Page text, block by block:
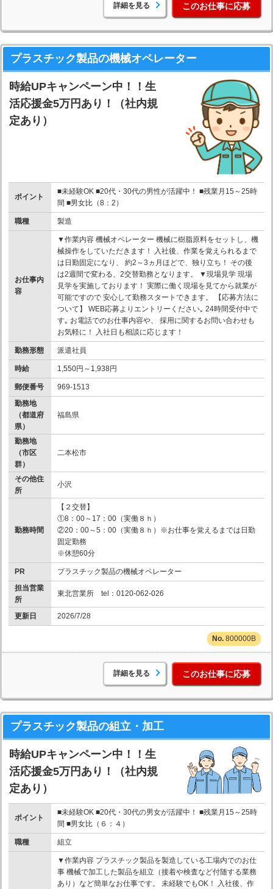
詳細を見る このお仕事に応募
プラスチック製品の機械オペレーター
時給UPキャンペーン中！！生
活応援金5万円あり！（社内規
定あり）
ポイント
■未経験OK ■20代・30代の男性が活躍中！ ■残業月15～25時
間 ■男女比（8：2）
職種 製造
お仕事内
容
▼作業内容 機械オペレーター 機械に樹脂原料をセットし、機
械操作をしていただきます！ 入社後、作業を覚えられるまで
は日勤固定になり、 約2～3ヵ月ほどで、独り立ち！ その後
は2週間で変わる、2交替勤務となります。 ▼現場見学 現場
見学を実施しております！ 実際に働く現場を見てから就業が
可能ですので 安心して勤務スタートできます。 【応募方法に
ついて】 WEB応募よりエントリーください｡ 24時間受付中で
す｡ お電話でのお仕事内容や、 採用に関するお問い合わせも
お気軽に！ 入社日も相談に応じます！
勤務形態 派遣社員
時給 1,550円～1,938円
郵便番号
969-1513
勤務地
（都道府
県）
福島県
勤務地
（市区
群）
二本松市
その他住
所
小沢
勤務時間
【２交替】
①8：00～17：00（実働８ｈ）
②20：00～5：00（実働８ｈ）※お仕事を覚えるまでは日勤
固定勤務
※休憩60分
PR
プラスチック製品の機械オペレーター
担当営業
所
東北営業所 tel：0120-062-026
更新日 2026/7/28
800000B
詳細を見る このお仕事に応募
プラスチック製品の組立・加工
時給UPキャンペーン中！！生
活応援金5万円あり！（社内規
定あり）
ポイント
■未経験OK ■20代・30代の男女が活躍中！ ■残業月15～25時
間 ■男女比（６：４）
職種 組立
▼作業内容 プラスチック製品を製造している工場内でのお仕
事 機械で加工した製品を組立（接着や検査など付随する業務
あり）など簡単なお仕事です。 未経験でもOK！ 入社後、作